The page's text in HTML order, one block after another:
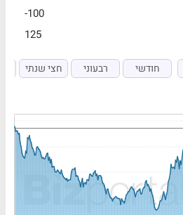
-100
125
חודשי רבעוני חצי שנתי